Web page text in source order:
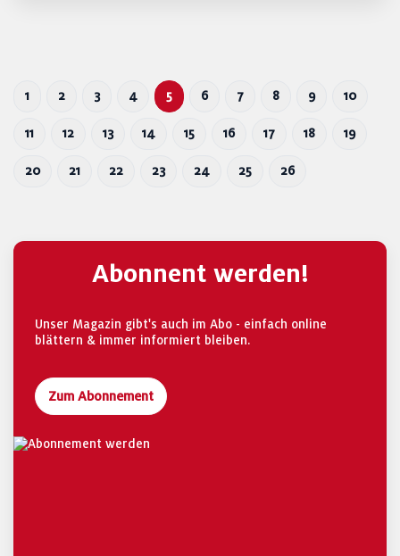
1 2 3 4 5 6 7 8 9 10
11 12 13 14 15 16 17 18 19
20 21 22 23 24 25 26
Abonnent werden!
Unser Magazin gibt's auch im Abo - einfach online
blättern & immer informiert bleiben.
Zum Abonnement